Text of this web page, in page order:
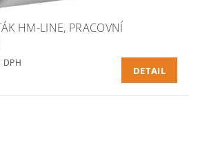
HM-LINE, PRACOVNÍ
DPH
DETAIL